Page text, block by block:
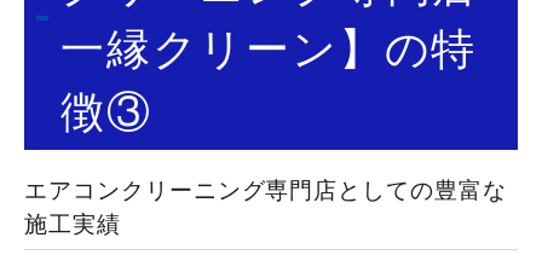
一縁クリーン】の特
徴③
エアコンクリーニング専門店としての豊富な
施工実績